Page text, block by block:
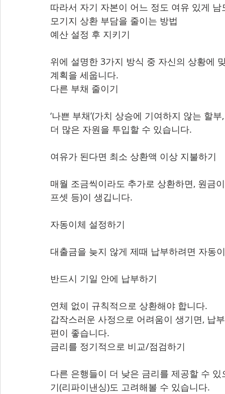
따라서 자기 자본이 어느 정도 여유 있게
모기지 상환 부담을 줄이는 방법
예산 설정 후 지키기
위에 설명한 3가지 방식 중 자신의 상황에
계획을 세웁니다.
다른 부채 줄이기
‘나쁜 부채’(가치 상승에 기여하지 않는 할
더 많은 자원을 투입할 수 있습니다.
여유가 된다면 최소 상환액 이상 지불하기
매월 조금씩이라도 추가로 상환하면, 원금
프셋 등)이 생깁니다.
자동이체 설정하기
대출금을 늦지 않게 제때 납부하려면 자동
반드시 기일 안에 납부하기
연체 없이 규칙적으로 상환해야 합니다.
갑작스러운 사정으로 어려움이 생기면, 납
편이 좋습니다.
금리를 정기적으로 비교/점검하기
다른 은행들이 더 낮은 금리를 제공할 수
기(리파이낸싱)도 고려해볼 수 있습니다.